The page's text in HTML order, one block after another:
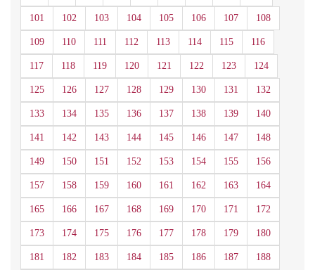
101 102 103 104 105 106 107 108
109 110 111 112 113 114 115 116
117 118 119 120 121 122 123 124
125 126 127 128 129 130 131 132
133 134 135 136 137 138 139 140
141 142 143 144 145 146 147 148
149 150 151 152 153 154 155 156
157 158 159 160 161 162 163 164
165 166 167 168 169 170 171 172
173 174 175 176 177 178 179 180
181 182 183 184 185 186 187 188